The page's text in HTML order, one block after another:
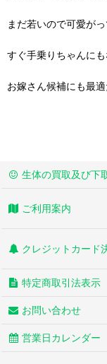
まだ若いので可愛が
すぐ手乗りちゃんに
お嫁さん候補にも最
生体の買取及び下
ご利用案内
クレジットカード
特定商取引法表示
お問い合わせ
営業日カレンダー